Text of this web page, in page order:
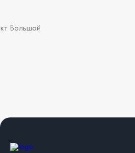
Большой